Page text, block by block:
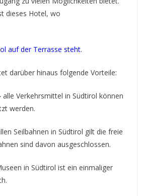
dieses Hotel, wo
auf der Terrasse steht.
darüber hinaus folgende Vorteile:
alle Verkehrsmittel in Südtirol können
werden.
Seilbahnen in Südtirol gilt die freie
sind davon ausgeschlossen.
in Südtirol ist ein einmaliger